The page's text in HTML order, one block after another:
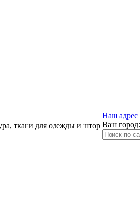
ткани для одежды и штор
Наш адрес
Ваш город: